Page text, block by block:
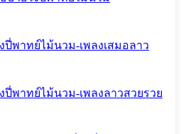
ปี่พาทย์ไม้นวม-เพลงเสมอลาว
ปี่พาทย์ไม้นวม-เพลงลาวสวยรวย